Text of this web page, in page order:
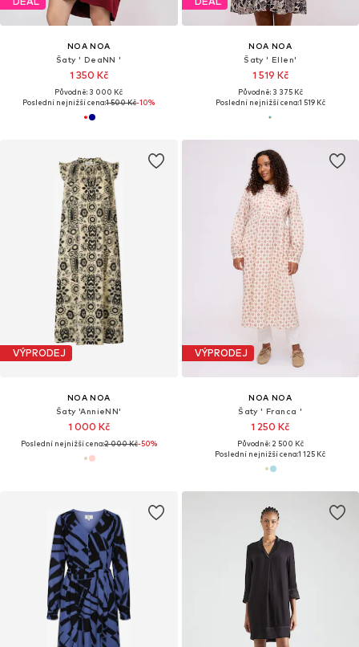
NOA NOA
Šaty ' DeaNN '
1 350 Kč
Původně: 3 000 Kč
Poslední nejnižší cena:1 500 Kč-10%
NOA NOA
Šaty ' Ellen'
1 519 Kč
Původně: 3 375 Kč
Poslední nejnižší cena:1 519 Kč
VÝPRODEJ
NOA NOA
Šaty 'AnnieNN'
1 000 Kč
Poslední nejnižší cena:2 000 Kč-50%
VÝPRODEJ
NOA NOA
Šaty ' Franca '
1 250 Kč
Původně: 2 500 Kč
Poslední nejnižší cena:1 125 Kč